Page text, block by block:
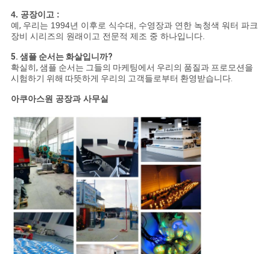
4. 공장이고 :
예, 우리는 1994년 이후로 식수대, 수영장과 연한 녹청색 워터 파크
장비 시리즈의 원래이고 전문적 제조 중 하나입니다.
5. 샘플 순서는 화살입니까?
확실히, 샘플 순서는 그들의 마케팅에서 우리의 품질과 프로모션을
시험하기 위해 따뜻하게 우리의 고객들로부터 환영받습니다.
아쿠아스원 공장과 사무실